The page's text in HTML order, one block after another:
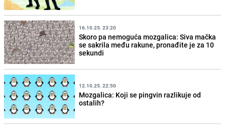
16.10.25. 23:20
Skoro pa nemoguća mozgalica: Siva mačka
se sakrila među rakune, pronađite je za 10
sekundi
12.10.25. 22:50
Mozgalica: Koji se pingvin razlikuje od
ostalih?